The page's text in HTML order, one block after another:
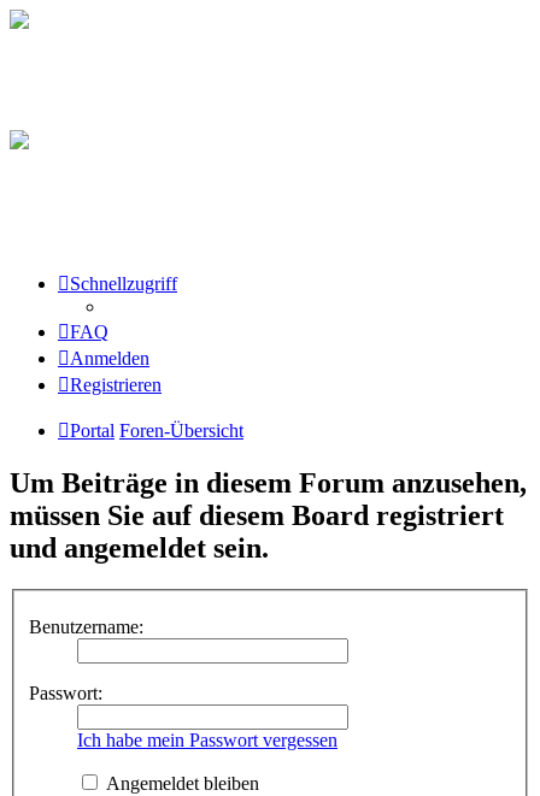
Schnellzugriff
FAQ
Anmelden
Registrieren
Portal Foren-Übersicht
Um Beiträge in diesem Forum anzusehen,
müssen Sie auf diesem Board registriert
und angemeldet sein.
Benutzername:
Passwort:
Ich habe mein Passwort vergessen
Angemeldet bleiben